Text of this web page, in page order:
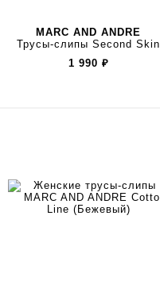
MARC AND ANDRE
Трусы-слипы Second Skin
1 990 ₽